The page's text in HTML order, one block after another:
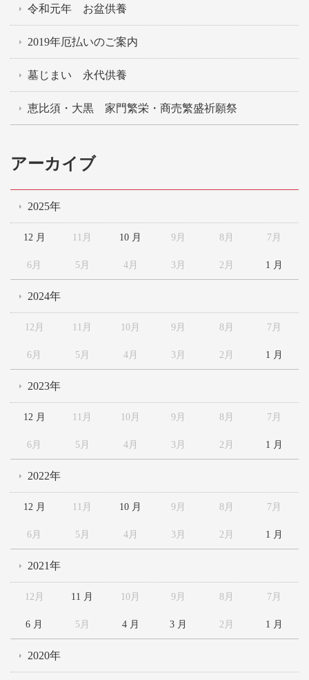
令和元年 お盆供養
2019年厄払いのご案内
墓じまい 永代供養
恵比須・大黒 家門繁栄・商売繁盛祈願祭
アーカイブ
2025年
12 月 11月 10 月 9月 8月 7月
6月 5月 4月 3月 2月 1 月
2024年
12月 11月 10月 9月 8月 7月
6月 5月 4月 3月 2月 1 月
2023年
12 月 11月 10月 9月 8月 7月
6月 5月 4月 3月 2月 1 月
2022年
12 月 11月 10 月 9月 8月 7月
6月 5月 4月 3月 2月 1 月
2021年
12月 11 月 10月 9月 8月 7月
6 月 5月 4 月 3 月 2月 1 月
2020年